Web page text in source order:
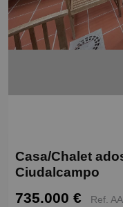
Casa/Chalet
Ciudalcampo
735.000 € Ref.